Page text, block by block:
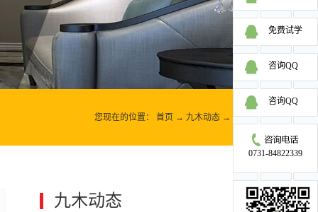
您现在的位置： 首页 → 九木动态 → 学术交流
九木动态 更多>>
免费试学
咨询QQ
咨询QQ
0731-84822339